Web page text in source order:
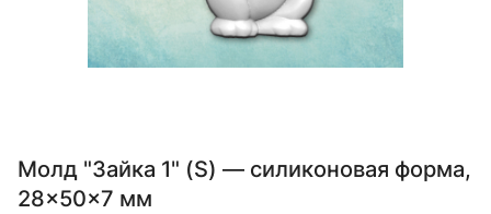
Молд "Зайка 1" (S) — силиконовая форма,
28×50×7 мм